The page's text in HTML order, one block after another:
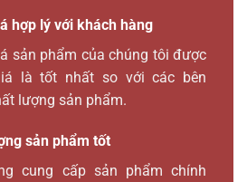
hợp lý với khách hàng
sản phẩm của chúng tôi được
là tốt nhất so với các bên
lượng sản phẩm.
sản phẩm tốt
cung cấp sản phẩm chính